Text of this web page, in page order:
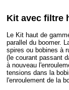
Kit avec filtre
Le Kit haut de
parallel du boomer.
spires ou bobines à
(le courant passant
à nouveau
tensions dans la
l'enroulement de la